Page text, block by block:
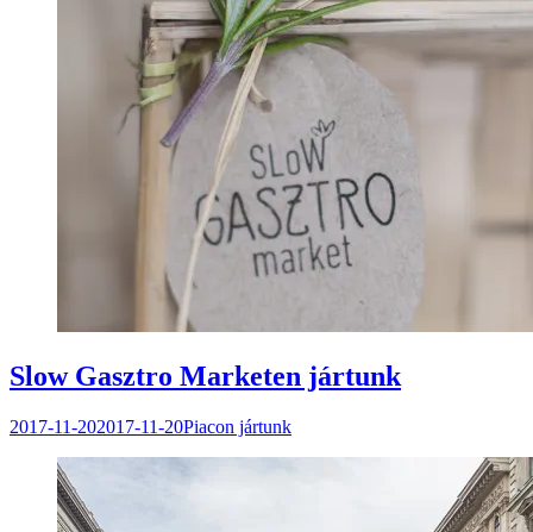
Slow Gasztro Marketen jártunk
2017-11-202017-11-20Piacon jártunk